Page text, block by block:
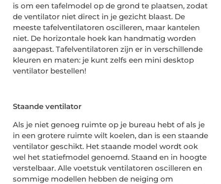
is om een ​​tafelmodel op de grond te plaatsen, zodat
de ventilator niet direct in je gezicht blaast. De
meeste tafelventilatoren oscilleren, maar kantelen
niet. De horizontale hoek kan handmatig worden
aangepast. Tafelventilatoren zijn er in verschillende
kleuren en maten: je kunt zelfs een mini desktop
ventilator bestellen!
Staande ventilator
Als je niet genoeg ruimte op je bureau hebt of als je
in een grotere ruimte wilt koelen, dan is een staande
ventilator geschikt. Het staande model wordt ook
wel het statiefmodel genoemd. Staand en in hoogte
verstelbaar. Alle voetstuk ventilatoren oscilleren en
sommige modellen hebben de neiging om